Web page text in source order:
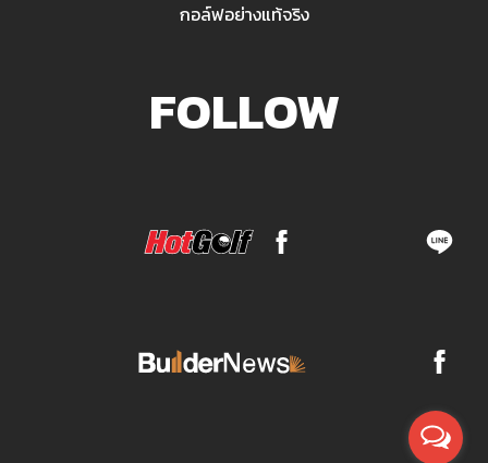
กอล์ฟอย่างแท้จริง
FOLLOW